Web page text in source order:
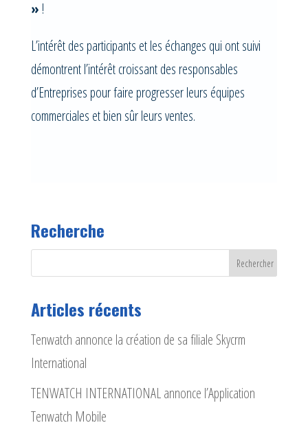
» !
L’intérêt des participants et les échanges qui ont suivi
démontrent l’intérêt croissant des responsables
d’Entreprises pour faire progresser leurs équipes
commerciales et bien sûr leurs ventes.
Recherche
Articles récents
Tenwatch annonce la création de sa filiale Skycrm
International
TENWATCH INTERNATIONAL annonce l’Application
Tenwatch Mobile